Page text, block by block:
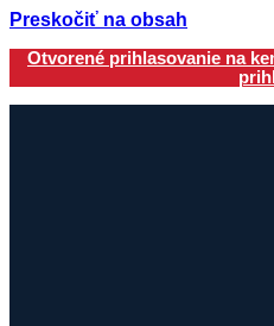
Preskočiť na obsah
Otvorené prihlasovanie na